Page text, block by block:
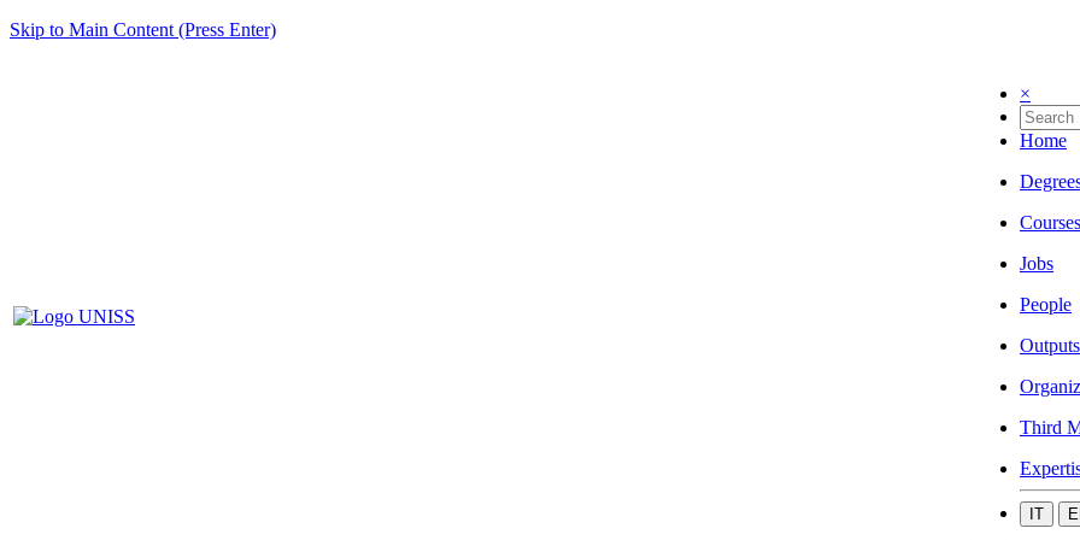
Skip to Main Content (Press Enter)
×
Home
Courses
Jobs
People
Outputs
Third
IT